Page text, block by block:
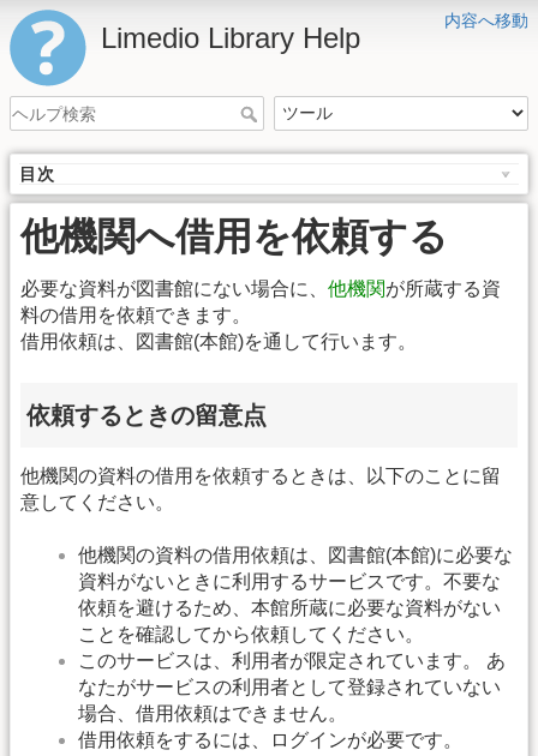
内容へ移動
Limedio Library Help
目次
他機関へ借用を依頼する
必要な資料が図書館にない場合に、 他機関が所蔵する資
料の借用を依頼できます。
借用依頼は、図書館(本館)を通して行います。
依頼するときの留意点
他機関の資料の借用を依頼するときは、以下のことに留
意してください。
他機関の資料の借用依頼は、図書館(本館)に必要な
資料がないときに利用するサービスです。不要な
依頼を避けるため、本館所蔵に必要な資料がない
ことを確認してから依頼してください。
このサービスは、利用者が限定されています。 あ
なたがサービスの利用者として登録されていない
場合、借用依頼はできません。
借用依頼をするには、ログインが必要です。